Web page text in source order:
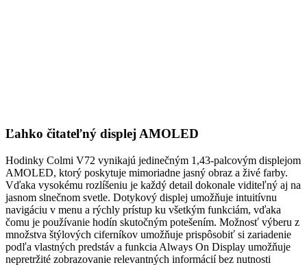
Ľahko čitateľný displej AMOLED
Hodinky Colmi V72 vynikajú jedinečným 1,43-palcovým displejom
AMOLED, ktorý poskytuje mimoriadne jasný obraz a živé farby.
Vďaka vysokému rozlíšeniu je každý detail dokonale viditeľný aj na
jasnom slnečnom svetle. Dotykový displej umožňuje intuitívnu
navigáciu v menu a rýchly prístup ku všetkým funkciám, vďaka
čomu je používanie hodín skutočným potešením. Možnosť výberu z
množstva štýlových ciferníkov umožňuje prispôsobiť si zariadenie
podľa vlastných predstáv a funkcia Always On Display umožňuje
nepretržité zobrazovanie relevantných informácií bez nutnosti